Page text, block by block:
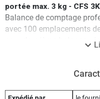
portée max. 3 kg - CFS
Balance de comptage
avec 100 emplacements
pour deuxième balance,
supplémentaire, poids de
expand_more